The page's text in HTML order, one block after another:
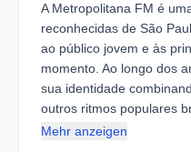
A Metropolitana FM é
reconhecidas de São
ao público jovem e às
momento. Ao longo dos
sua identidade
outros ritmos populares
Mehr anzeigen